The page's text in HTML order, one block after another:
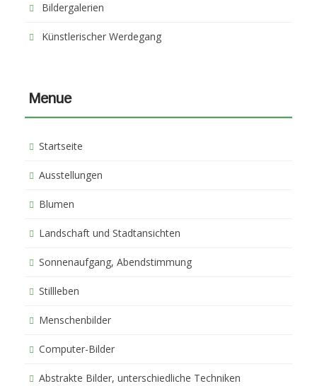
Bildergalerien
Künstlerischer Werdegang
Menue
Startseite
Ausstellungen
Blumen
Landschaft und Stadtansichten
Sonnenaufgang, Abendstimmung
Stillleben
Menschenbilder
Computer-Bilder
Abstrakte Bilder, unterschiedliche Techniken